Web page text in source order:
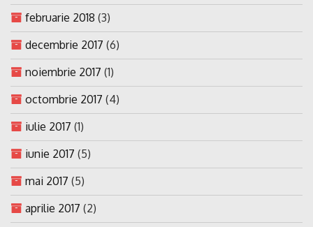
februarie 2018 (3)
decembrie 2017 (6)
noiembrie 2017 (1)
octombrie 2017 (4)
iulie 2017 (1)
iunie 2017 (5)
mai 2017 (5)
aprilie 2017 (2)